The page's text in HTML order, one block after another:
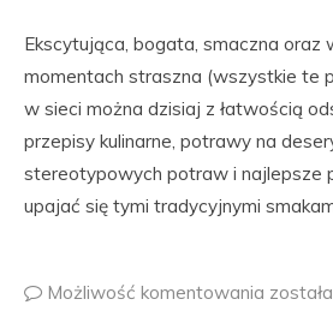
Ekscytująca, bogata, smaczna oraz
momentach straszna (wszystkie te
w sieci można dzisiaj z łatwością
przepisy kulinarne, potrawy na
stereotypowych potraw i najlepsze
upajać się tymi tradycyjnymi
Możliwość komentowania